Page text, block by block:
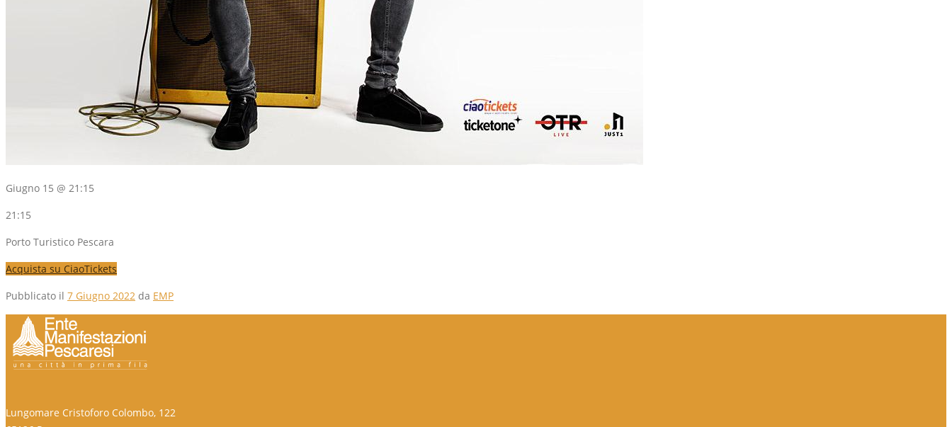
Giugno 15 @ 21:15
21:15
Porto Turistico Pescara
Acquista su CiaoTickets
Pubblicato il 7 Giugno 2022 da EMP
Lungomare Cristoforo Colombo, 122